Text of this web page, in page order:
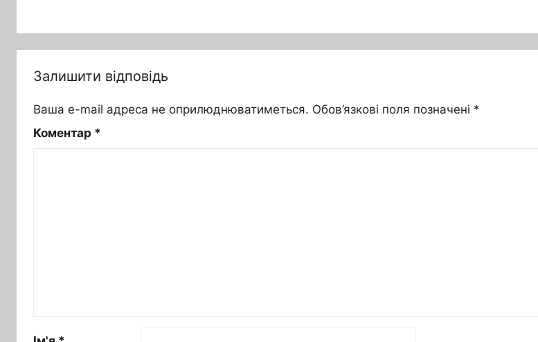
Залишити відповідь
Ваша e-mail адреса не оприлюднюватиметься. Обов’язкові поля позначені *
Коментар *